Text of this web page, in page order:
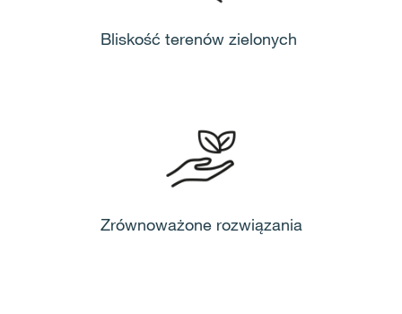
Bliskość terenów zielonych
Zrównoważone rozwiązania